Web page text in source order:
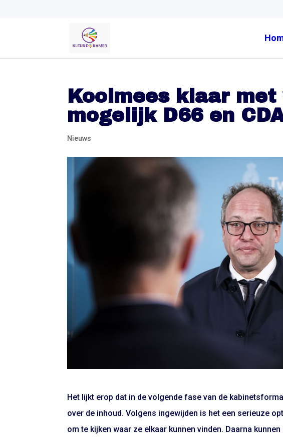
Koolmees klaar
mogelijk D66 en
Nieuws
Het lijkt erop dat in de volgende fase van de
over de inhoud. Volgens ingewijden is het een serieuze
om te kijken waar ze elkaar kunnen vinden. Daarna